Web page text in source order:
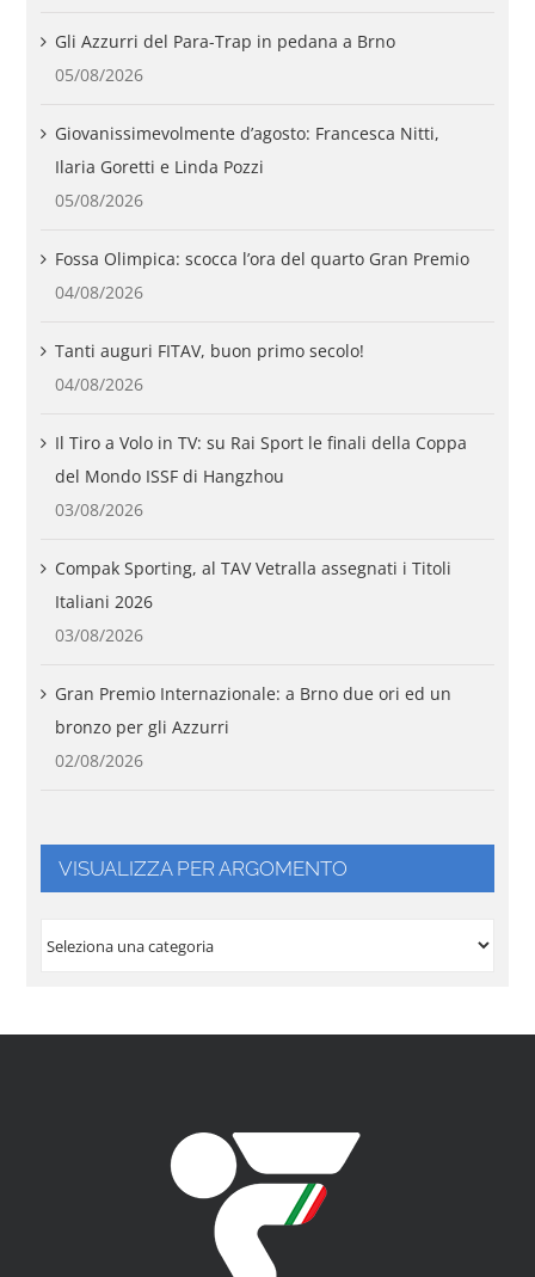
Gli Azzurri del Para-Trap in pedana a Brno
05/08/2026
Giovanissimevolmente d’agosto: Francesca Nitti,
Ilaria Goretti e Linda Pozzi
05/08/2026
Fossa Olimpica: scocca l’ora del quarto Gran Premio
04/08/2026
Tanti auguri FITAV, buon primo secolo!
04/08/2026
Il Tiro a Volo in TV: su Rai Sport le finali della Coppa
del Mondo ISSF di Hangzhou
03/08/2026
Compak Sporting, al TAV Vetralla assegnati i Titoli
Italiani 2026
03/08/2026
Gran Premio Internazionale: a Brno due ori ed un
bronzo per gli Azzurri
02/08/2026
VISUALIZZA PER ARGOMENTO